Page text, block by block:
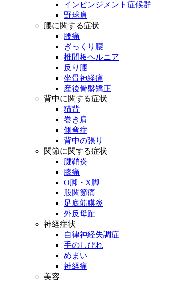
インピンジメント症候群
野球肩
腰に関する症状
腰痛
ぎっくり腰
椎間板ヘルニア
反り腰
坐骨神経痛
産後骨盤矯正
背中に関する症状
猫背
巻き肩
側弯症
背中の張り
関節に関する症状
腱鞘炎
膝痛
O脚・X脚
股関節痛
足底筋膜炎
外反母趾
神経症状
自律神経失調症
手のしびれ
めまい
神経痛
美容